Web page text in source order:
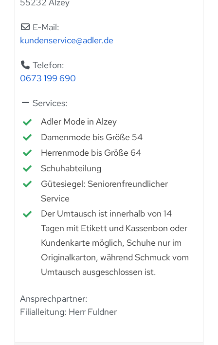
55232 Alzey
E-Mail:
kundenservice@adler.de
Telefon:
0673 199 690
Services:
Adler Mode in Alzey
Damenmode bis Größe 54
Herrenmode bis Größe 64
Schuhabteilung
Gütesiegel: Seniorenfreundlicher
Service
Der Umtausch ist innerhalb von 14
Tagen mit Etikett und Kassenbon oder
Kundenkarte möglich, Schuhe nur im
Originalkarton, während Schmuck vom
Umtausch ausgeschlossen ist.
Ansprechpartner:
Filialleitung: Herr Fuldner